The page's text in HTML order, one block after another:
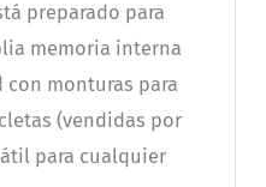
preparado para
memoria interna
con monturas para
(vendidas por
para cualquier